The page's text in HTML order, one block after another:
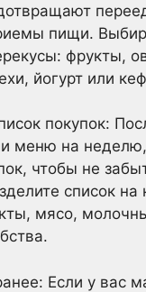
пищи.
фрукты,
йогурт или
покупок:
меню на неделю,
чтобы не
список на
мясо,
Если у вас